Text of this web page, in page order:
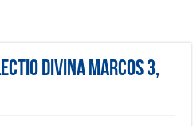
Divina Marcos 3,